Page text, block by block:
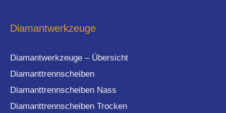
Diamantwerkzeuge
Diamantwerkzeuge – Übersicht
Diamanttrennscheiben
Diamanttrennscheiben Nass
Diamanttrennscheiben Trocken